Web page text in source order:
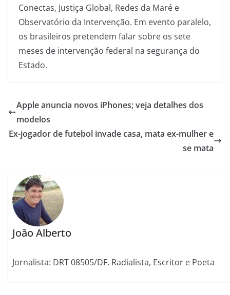
Conectas, Justiça Global, Redes da Maré e
Observatório da Intervenção. Em evento paralelo,
os brasileiros pretendem falar sobre os sete
meses de intervenção federal na segurança do
Estado.
Apple anuncia novos iPhones; veja detalhes dos
modelos
Ex-jogador de futebol invade casa, mata ex-mulher e
se mata
João Alberto
Jornalista: DRT 08505/DF. Radialista, Escritor e Poeta